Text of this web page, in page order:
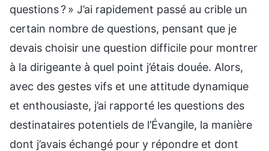
questions ? » J’ai rapidement passé au crible un
certain nombre de questions, pensant que je
devais choisir une question difficile pour montrer
à la dirigeante à quel point j’étais douée. Alors,
avec des gestes vifs et une attitude dynamique
et enthousiaste, j’ai rapporté les questions des
destinataires potentiels de l’Évangile, la manière
dont j’avais échangé pour y répondre et dont